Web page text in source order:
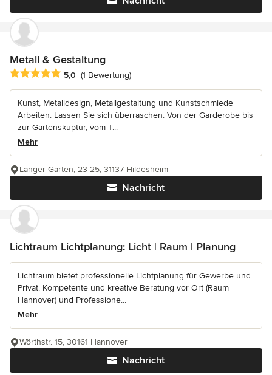
Metall & Gestaltung
Durchschnittliche Bewertung: 5 von 5 Sternen
5,0 (1 Bewertung)
Kunst, Metalldesign, Metallgestaltung und Kunstschmiede
Arbeiten. Lassen Sie sich überraschen. Von der Garderobe bis
zur Gartenskuptur, vom T...
Mehr
Nachricht
Langer Garten, 23-25, 31137 Hildesheim
Lichtraum Lichtplanung: Licht | Raum | Planung
Lichtraum bietet professionelle Lichtplanung für Gewerbe und
Privat. Kompetente und kreative Beratung vor Ort (Raum
Hannover) und Professione...
Mehr
Nachricht
Wörthstr. 15, 30161 Hannover